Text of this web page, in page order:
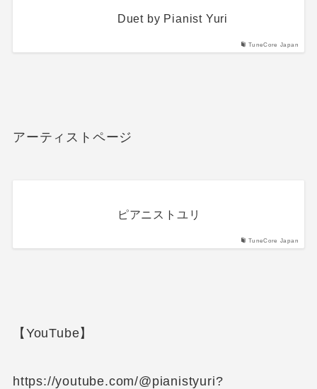
TuneCore Japan
Duet by Pianist Yuri
アーティストページ
TuneCore Japan
ピアニストユリ
【YouTube】
https://youtube.com/@pianistyuri?